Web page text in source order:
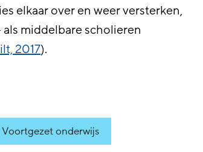
elkaar over en weer versterken,
middelbare scholieren
2017).
Voortgezet onderwijs